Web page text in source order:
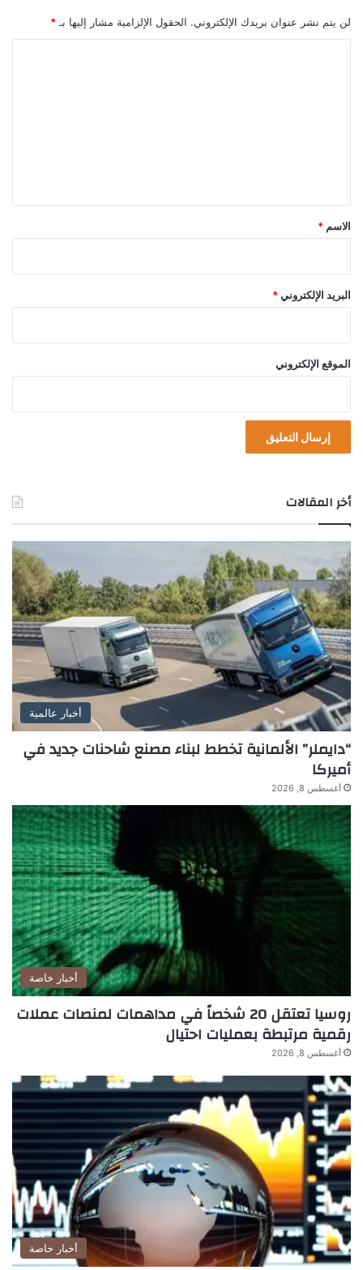
لن يتم نشر عنوان بريدك الإلكتروني. الحقول الإلزامية مشار إليها بـ *
*
الاسم *
البريد الإلكتروني *
الموقع الإلكتروني
أخر المقالات
أخبار عالمية
“دايملر” الألمانية تخطط لبناء مصنع شاحنات جديد في
أميركا
أغسطس 8, 2026
أخبار خاصة
روسيا تعتقل 20 شخصاً في مداهمات لمنصات عملات
رقمية مرتبطة بعمليات احتيال
أغسطس 8, 2026
أخبار خاصة